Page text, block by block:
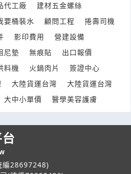
代工廠
建材五金螺絲
要桶裝水 顧問工程
捲壽司機
影印費用
營建設備
尼墊 無痕貼
出口報價
料機 火鍋肉片
簽證中心
大陸貨運台灣
大陸貨運台灣
大中小單價 醫學美容護膚
編28697248)